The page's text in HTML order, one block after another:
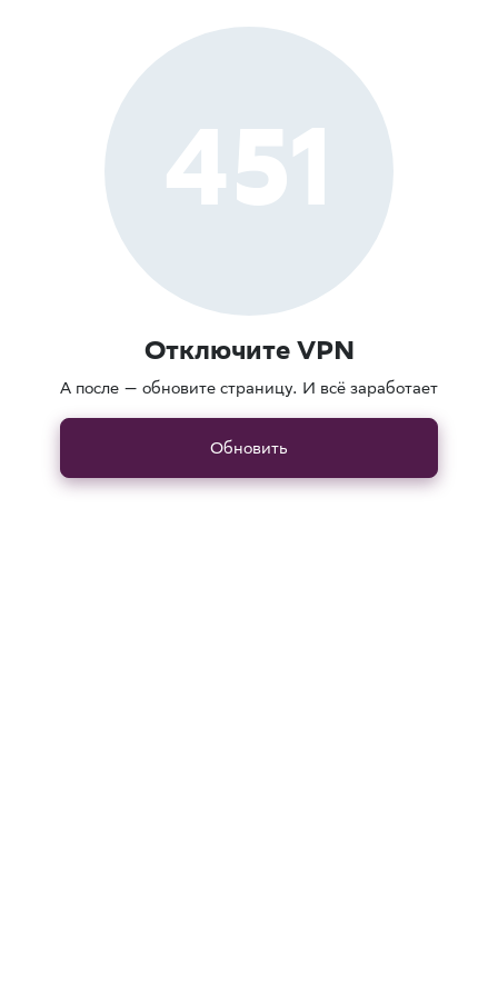
451
Отключите VPN
А после — обновите страницу. И всё заработает
Обновить